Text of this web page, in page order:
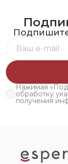
Нажимая
обработку
получения